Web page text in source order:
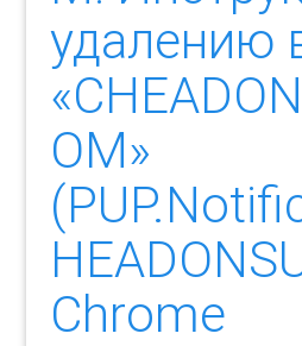
удалению
OM»
Chrome